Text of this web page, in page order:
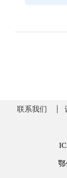
联系我们
鄂